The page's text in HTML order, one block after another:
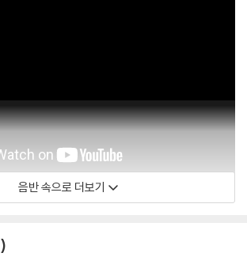
음반 속으로 더보기